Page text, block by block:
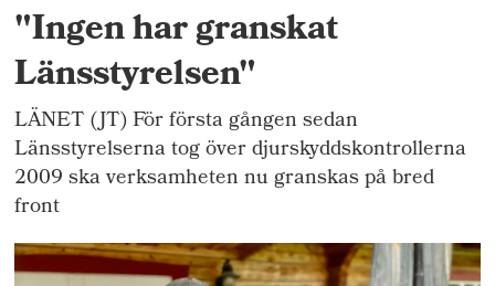
"Ingen har granskat
Länsstyrelsen"
LÄNET (JT) För första gången sedan
Länsstyrelserna tog över djurskyddskontrollerna
2009 ska verksamheten nu granskas på bred
front